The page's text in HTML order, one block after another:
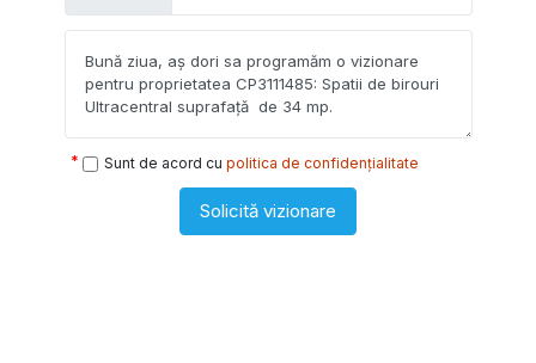
Sunt de acord cu politica de confidențialitate
Solicită vizionare